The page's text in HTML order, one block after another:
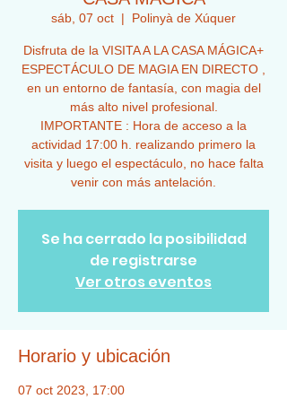
sáb, 07 oct
  |
Polinyà de Xúquer
Disfruta de la VISITA A LA CASA MÁGICA+
ESPECTÁCULO DE MAGIA EN DIRECTO ,
en un entorno de fantasía, con magia del
más alto nivel profesional.
IMPORTANTE : Hora de acceso a la
actividad 17:00 h. realizando primero la
visita y luego el espectáculo, no hace falta
venir con más antelación.
Se ha cerrado la posibilidad
de registrarse
Ver otros eventos
Horario y ubicación
07 oct 2023, 17:00